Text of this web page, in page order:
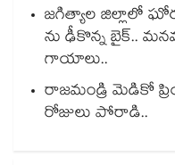
జగిత్యాల జిల్లాలో
ను ఢీకొన్న బైక్..
గాయాలు..
రాజమండ్రి మెడికో
రోజులు పోరాడి..